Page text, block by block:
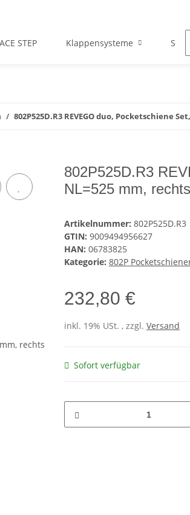
STEP Klappensysteme
802P525D.R3 REVEGO duo, Pocketschiene
802P525D.R3
NL=525 mm, rechts
Artikelnummer: 802P525D.R3
GTIN: 9009494956627
HAN: 06783825
Kategorie: 802P
232,80 €
inkl. 19% USt. , zzgl. Versand
Sofort verfügbar